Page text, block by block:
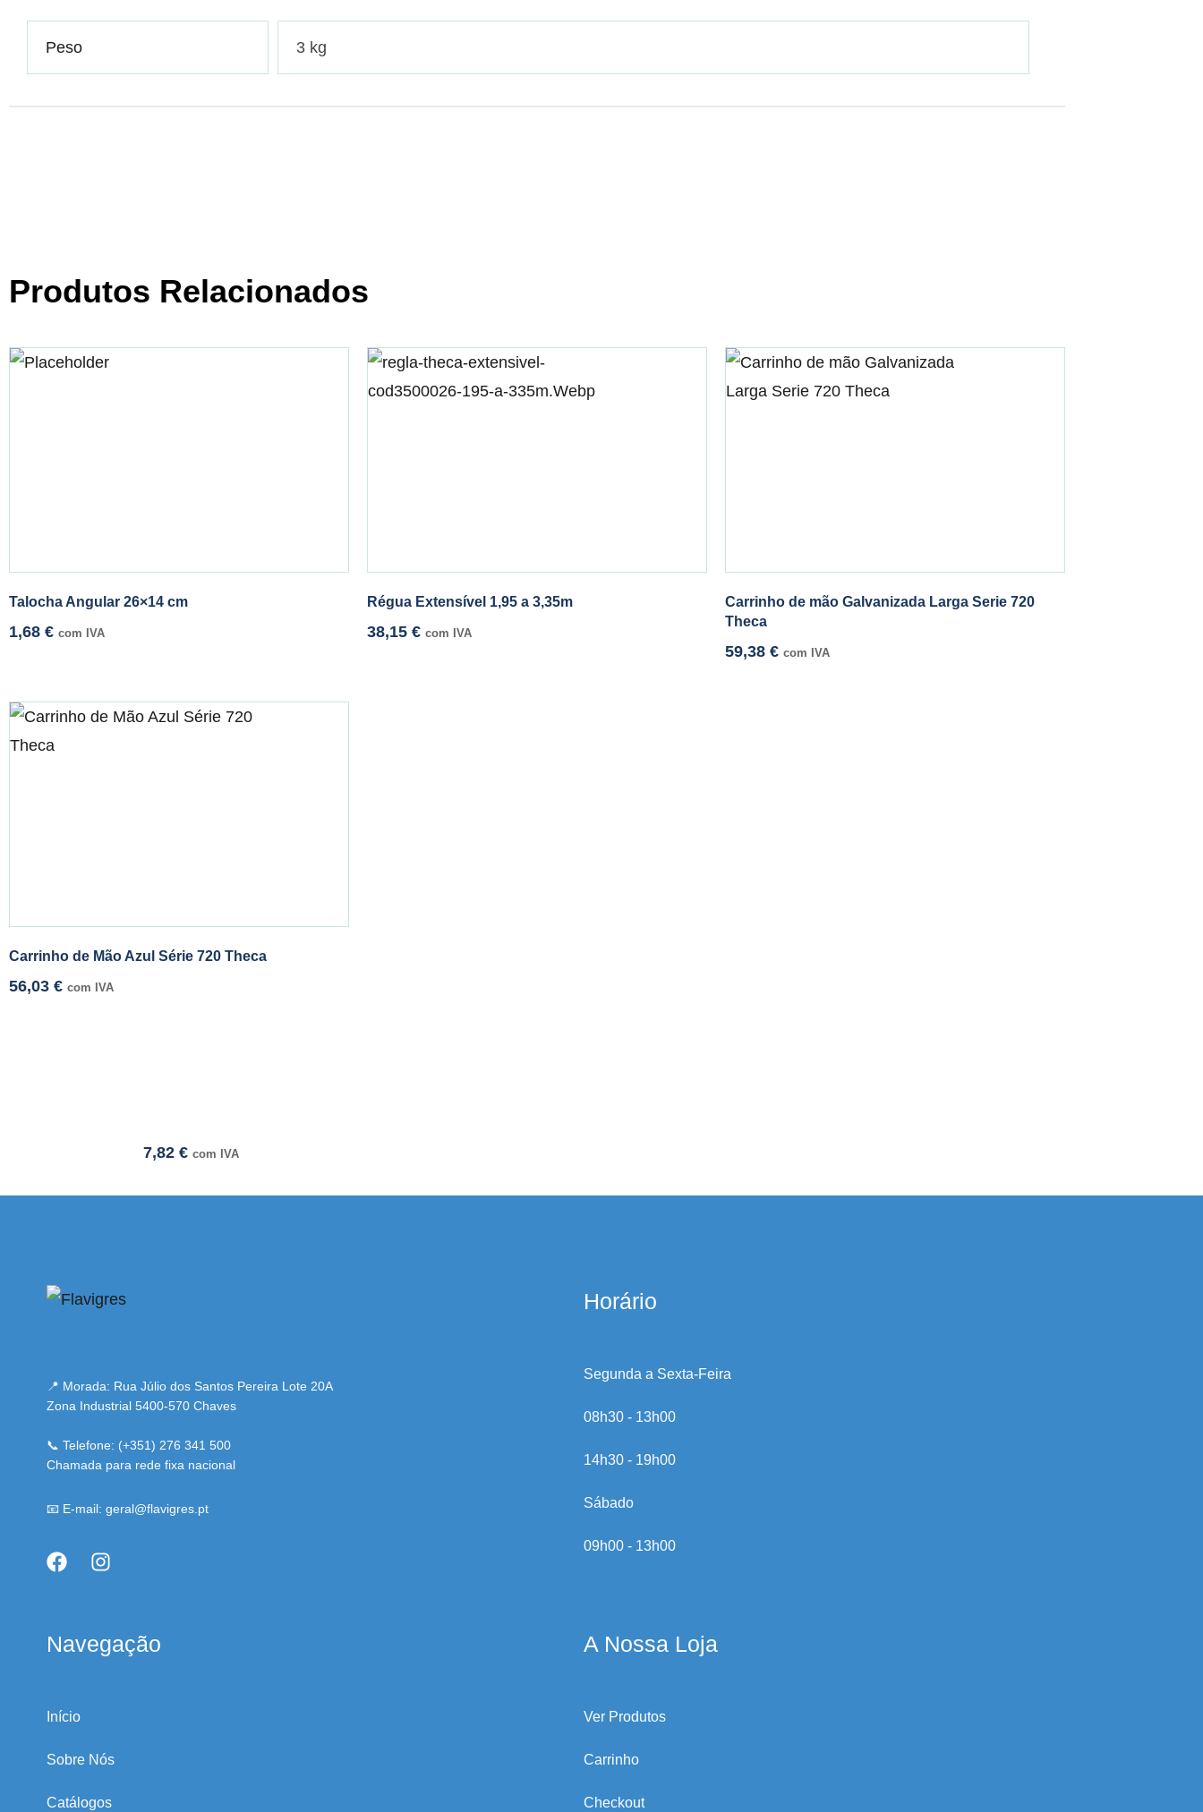
Peso 3 kg
Produtos Relacionados
Talocha Angular 26×14 cm
1,68 € com IVA
Régua Extensível 1,95 a 3,35m
38,15 € com IVA
Carrinho de mão Galvanizada Larga Serie 720
Theca
59,38 € com IVA
Carrinho de Mão Azul Série 720 Theca
56,03 € com IVA
7,82 € com IVA
📍 Morada: Rua Júlio dos Santos Pereira Lote 20A
Zona Industrial 5400-570 Chaves
📞 Telefone: (+351) 276 341 500
Chamada para rede fixa nacional
📧 E-mail: geral@flavigres.pt
Horário
Segunda a Sexta-Feira
08h30 - 13h00
14h30 - 19h00
Sábado
09h00 - 13h00
Navegação
Início
Sobre Nós
Catálogos
A Nossa Loja
Ver Produtos
Carrinho
Checkout